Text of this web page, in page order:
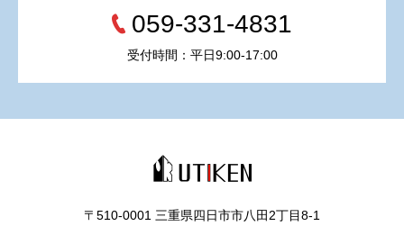
059-331-4831
受付時間：平日9:00-17:00
〒510-0001 三重県四日市市八田2丁目8‐1